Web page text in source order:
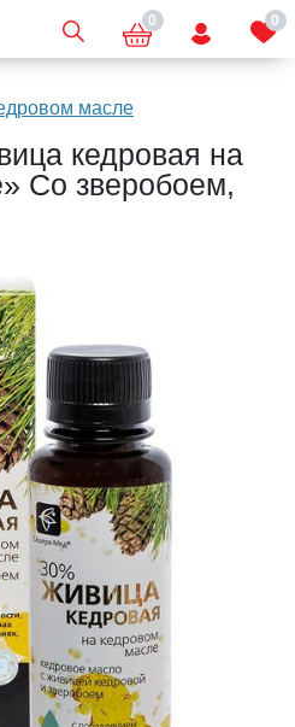
0 0
масле
кедровая на
Со зверобоем,